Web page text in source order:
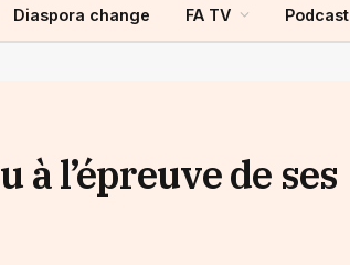
Diaspora change FA TV Podcast
à l’épreuve de ses